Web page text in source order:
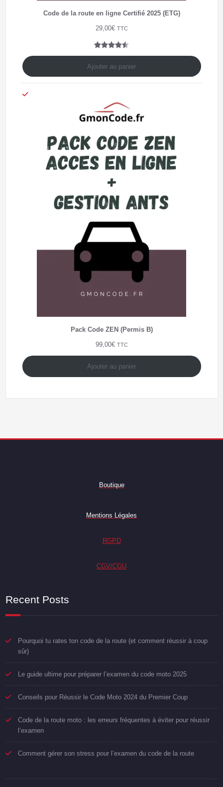
Code de la route en ligne Certifié 2025 (ETG)
29,00€ TTC
sur 5
client
Ajouter au panier
Pack Code ZEN (Permis B)
99,00€ TTC
Ajouter au panier
Boutique
Mentions Légales
RGPD
CGV/CGU
Recent Posts
Pourquoi tu rates ton code de la route (et comment réussir à coup
sûr)
Le guide ultime pour préparer l’examen du code moto 2025
Conseils pour Réussir le Code Moto 2024 du Premier Coup
Code de la route moto : les erreurs fréquentes à éviter pour réussir
l’examen
Comment gérer son stress pour l’examen du code de la route